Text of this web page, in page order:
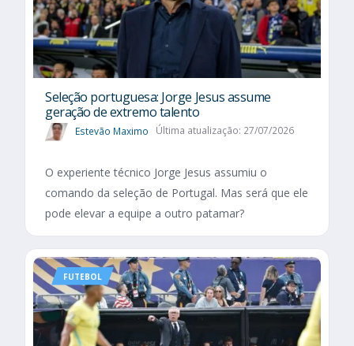
Seleção portuguesa: Jorge Jesus assume
geração de extremo talento
Estevão Maximo Última atualização: 27/07/2026
O experiente técnico Jorge Jesus assumiu o
comando da seleção de Portugal. Mas será que ele
pode elevar a equipe a outro patamar?
FUTEBOL